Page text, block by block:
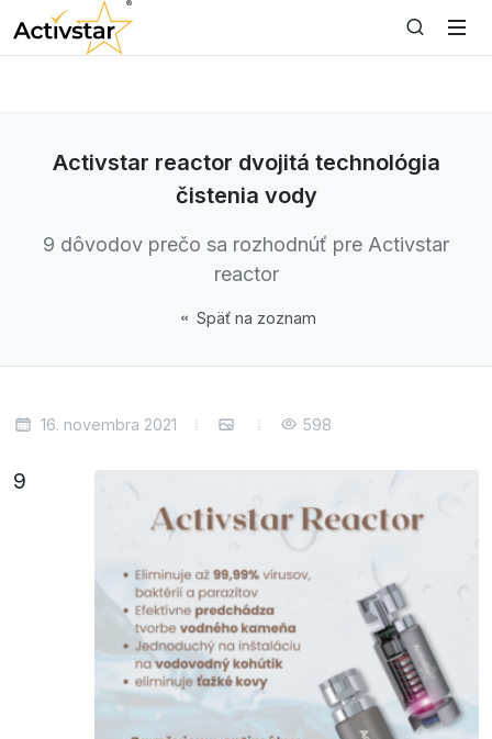
Activstar reactor dvojitá technológia
čistenia vody
9 dôvodov prečo sa rozhodnúť pre Activstar
reactor
Späť na zoznam
16. novembra 2021 598
9